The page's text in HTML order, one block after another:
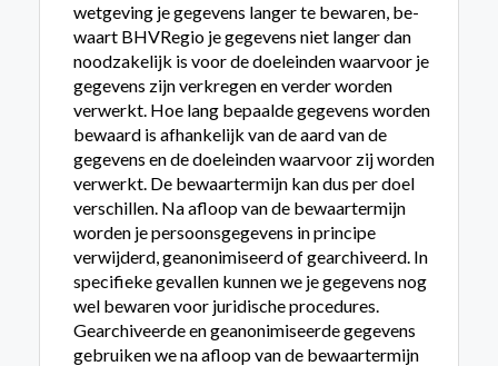
wetgeving je gegevens langer te bewaren, be­
waart BHVRegio je gegevens niet langer dan
noodzakelijk is voor de doeleinden waarvoor je
gegevens zijn verkregen en verder worden
verwerkt. Hoe lang bepaalde gegevens worden
be­waard is afhankelijk van de aard van de
gegevens en de doeleinden waarvoor zij worden
verwerkt. De be­waar­termijn kan dus per doel
verschillen. Na afloop van de be­waar­termijn
worden je persoonsgegevens in principe
verwijderd, geanonimiseerd of gearchiveerd. In
specifieke gevallen kunnen we je gegevens nog
wel bewaren voor juridische procedures.
Gearchiveerde en geanonimiseerde gegevens
gebruiken we na afloop van de be­waar­termijn